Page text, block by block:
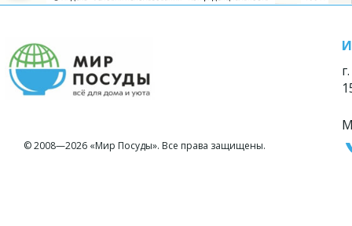
© 2008—2026 «Мир Посуды». Все права защищены.